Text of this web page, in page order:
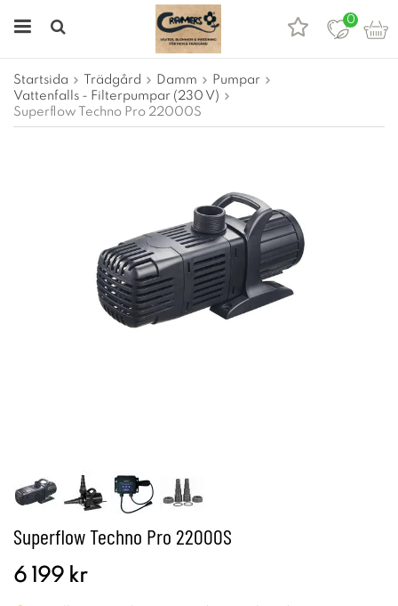
0
Startsida Trädgård Damm
Pumpar
Vattenfalls - Filterpumpar (230 V)
Superflow Techno Pro 22000S
Superflow Techno Pro 22000S
6 199 kr